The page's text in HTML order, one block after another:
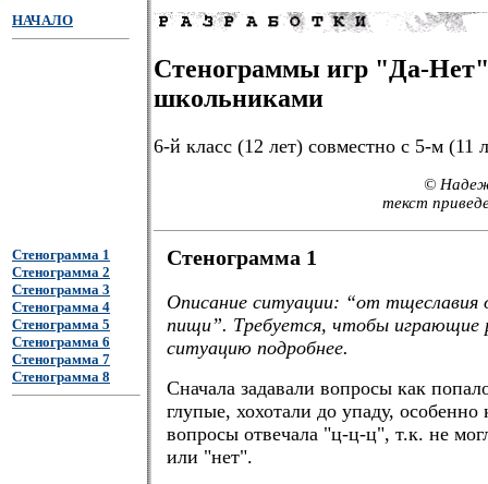
НАЧАЛО
Стенограммы игр "Да-
школьниками
6-й класс (12 лет) совместно с 5-м (11
©
текст
Стенограмма 1
Стенограмма 2
Стенограмма 3
Стенограмма 4
Стенограмма 5
Стенограмма 6
Стенограмма 7
Стенограмма 8
Стенограмма 1
Описание ситуации: “от тщеславия
пищи”. Требуется, чтобы играющие
ситуацию подробнее.
Сначала задавали вопросы как
глупые, хохотали до упаду, особенно
вопросы отвечала "ц-ц-ц", т.к. не
или "нет".